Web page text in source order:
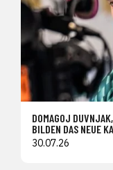
DOMAGOJ
BILDEN DAS NEUE
30.07.26